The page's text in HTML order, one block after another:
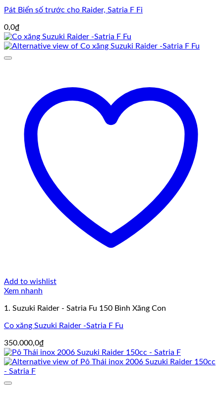
Pát Biển số trước cho Raider, Satria F Fi
0,0₫
Add to wishlist
Xem nhanh
1. Suzuki Raider - Satria Fu 150 Bình Xăng Con
Co xăng Suzuki Raider -Satria F Fu
350.000,0₫